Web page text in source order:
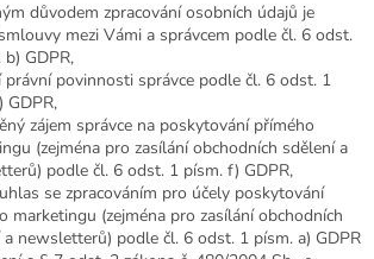
důvodem zpracování osobních údajů je
mezi Vámi a správcem podle čl. 6 odst.
GDPR,
právní povinnosti správce podle čl. 6 odst. 1
GDPR,
zájem správce na poskytování přímého
(zejména pro zasílání obchodních sdělení a
podle čl. 6 odst. 1 písm. f) GDPR,
se zpracováním pro účely poskytování
marketingu (zejména pro zasílání obchodních
a newsletterů) podle čl. 6 odst. 1 písm. a) GDPR